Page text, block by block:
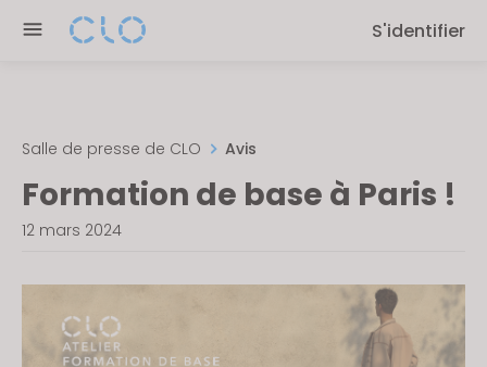
note:
system.
S'identifier
Salle de presse de CLO Avis
Formation de base à Paris !
12 mars 2024